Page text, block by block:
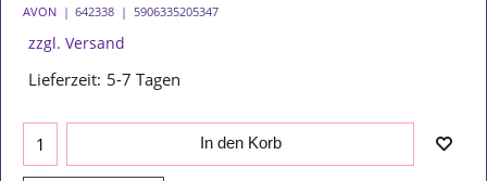
AVON 642338 5906335205347
zzgl. Versand
Lieferzeit: 5-7 Tagen
In den Korb